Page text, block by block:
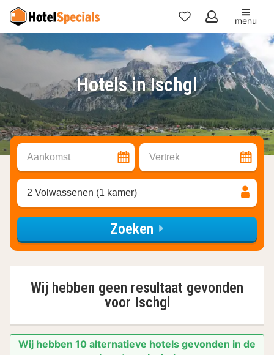
Mijn
favorieten
menu
Hotels in Ischgl
Aankomst Vertrek
2 Volwassenen (1 kamer)
Zoeken
Wij hebben geen resultaat gevonden
voor Ischgl
Wij hebben 10 alternatieve hotels gevonden in de